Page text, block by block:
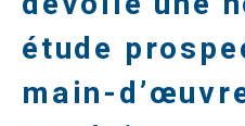
étude
main-